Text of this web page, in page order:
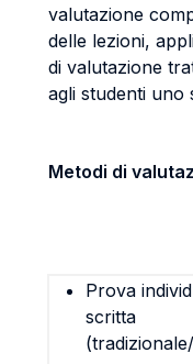
valutazione
delle lezioni,
di valutazione
agli studenti uno
Metodi di
Prova
scritta